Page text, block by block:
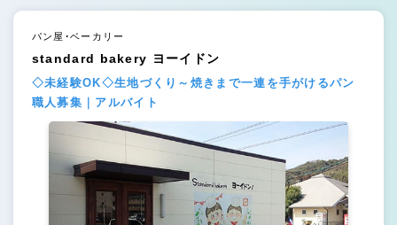
パン屋・ベーカリー
standard bakery ヨーイドン
◇未経験OK◇生地づくり～焼きまで一連を手がけるパン
職人募集｜アルバイト